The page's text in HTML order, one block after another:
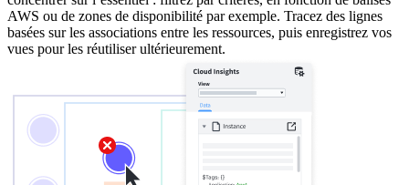
AWS ou de zones de disponibilité par exemple. Tracez des lignes
basées sur les associations entre les ressources, puis enregistrez vos
vues pour les réutiliser ultérieurement.